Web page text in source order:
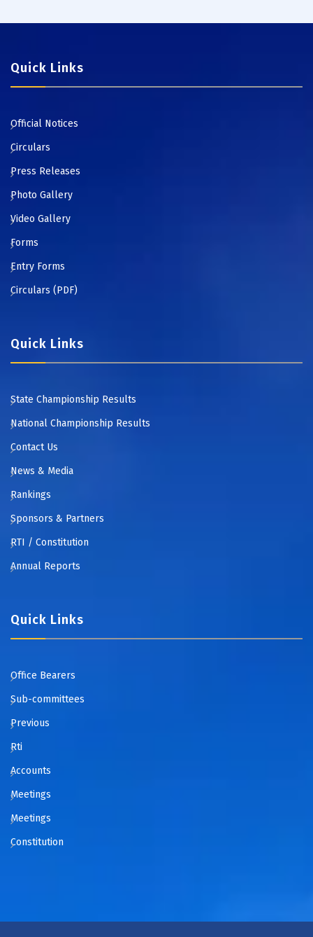
Quick Links
Official Notices
Circulars
Press Releases
Photo Gallery
Video Gallery
Forms
Entry Forms
Circulars (PDF)
Quick Links
State Championship Results
National Championship Results
Contact Us
News & Media
Rankings
Sponsors & Partners
RTI / Constitution
Annual Reports
Quick Links
Office Bearers
Sub-committees
Previous
Rti
Accounts
Meetings
Meetings
Constitution